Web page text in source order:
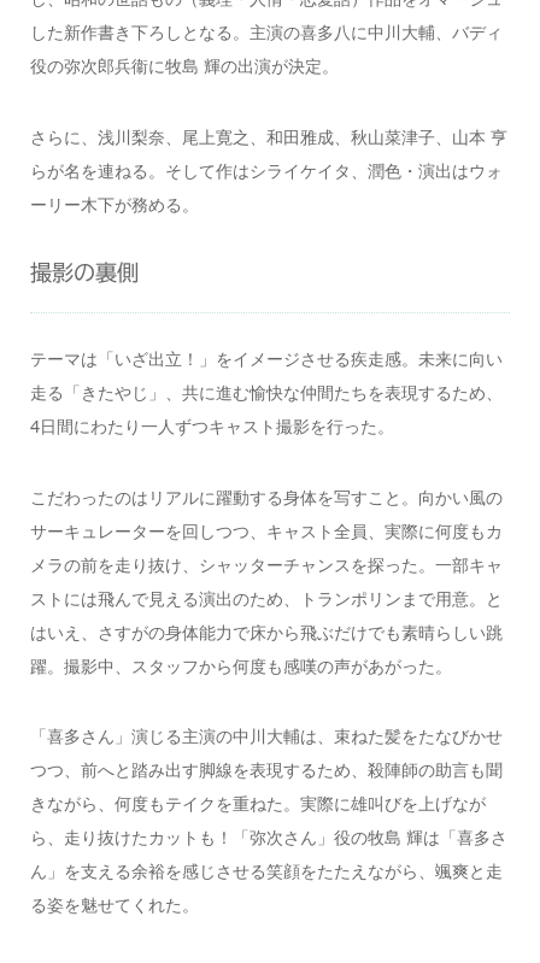
した新作書き下ろしとなる。主演の喜多八に中川大輔、バディ
役の弥次郎兵衞に牧島 輝の出演が決定。
さらに、浅川梨奈、尾上寛之、和田雅成、秋山菜津子、山本 亨
らが名を連ねる。そして作はシライケイタ、潤色・演出はウォ
ーリー木下が務める。
撮影の裏側
テーマは「いざ出立！」をイメージさせる疾走感。未来に向い
走る「きたやじ」、共に進む愉快な仲間たちを表現するため、
4日間にわたり一人ずつキャスト撮影を行った。
こだわったのはリアルに躍動する身体を写すこと。向かい風の
サーキュレーターを回しつつ、キャスト全員、実際に何度もカ
メラの前を走り抜け、シャッターチャンスを探った。一部キャ
ストには飛んで見える演出のため、トランポリンまで用意。と
はいえ、さすがの身体能力で床から飛ぶだけでも素晴らしい跳
躍。撮影中、スタッフから何度も感嘆の声があがった。
「喜多さん」演じる主演の中川大輔は、束ねた髪をたなびかせ
つつ、前へと踏み出す脚線を表現するため、殺陣師の助言も聞
きながら、何度もテイクを重ねた。実際に雄叫びを上げなが
ら、走り抜けたカットも！「弥次さん」役の牧島 輝は「喜多さ
ん」を支える余裕を感じさせる笑顔をたたえながら、颯爽と走
る姿を魅せてくれた。